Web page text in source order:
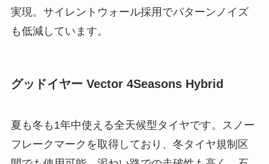
実現。サイレントウォール採用でパターンノイズ
も低減しています。
グッドイヤー Vector 4Seasons Hybrid
夏も冬も1年中使える全天候型タイヤです。スノー
フレークマークを取得しており、冬タイヤ規制区